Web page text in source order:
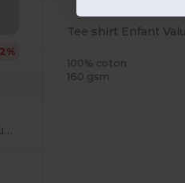
T-Shirt Enfants 100% Coton Value Weight
Tee shirt Enfant
100% coton
160 gsm